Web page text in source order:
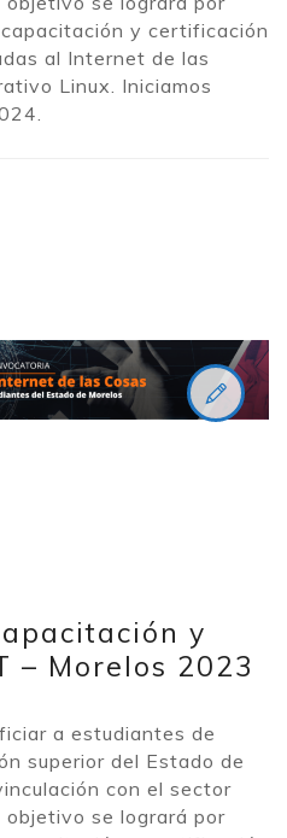
y certificación
al Internet de las
Linux. Iniciamos
y
– Morelos 2023
a estudiantes de
superior del Estado de
con el sector
objetivo se logrará por